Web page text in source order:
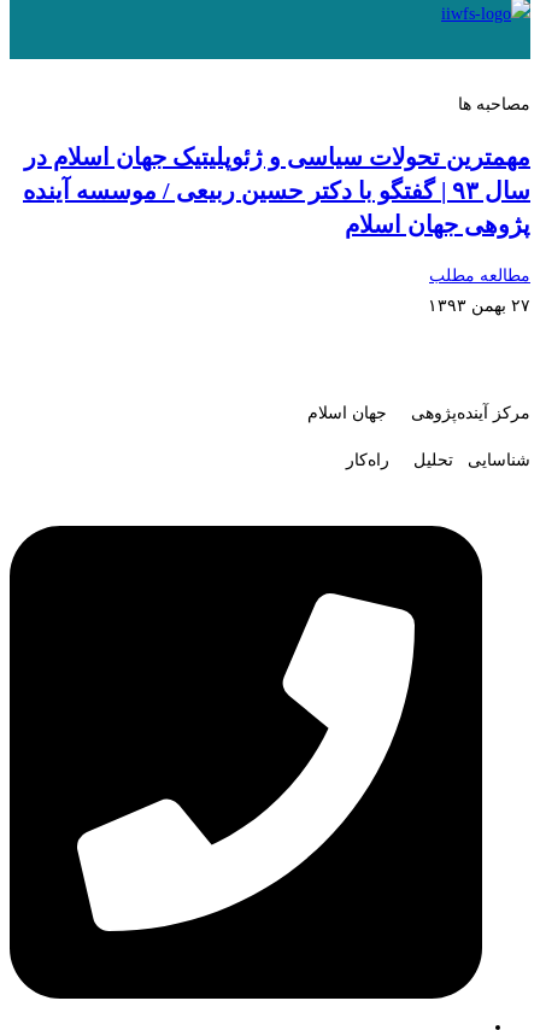
مصاحبه ها
مهمترین تحولات سیاسی و ژئوپلیتیک جهان اسلام در
سال ۹۳ | گفتگو با دکتر حسین ربیعی / موسسه آینده
پژوهی جهان اسلام
مطالعه مطلب
۲۷ بهمن ۱۳۹۳
مرکز آینده‌پژوهی جهان اسلام
شناسایی تحلیل راه‌کار